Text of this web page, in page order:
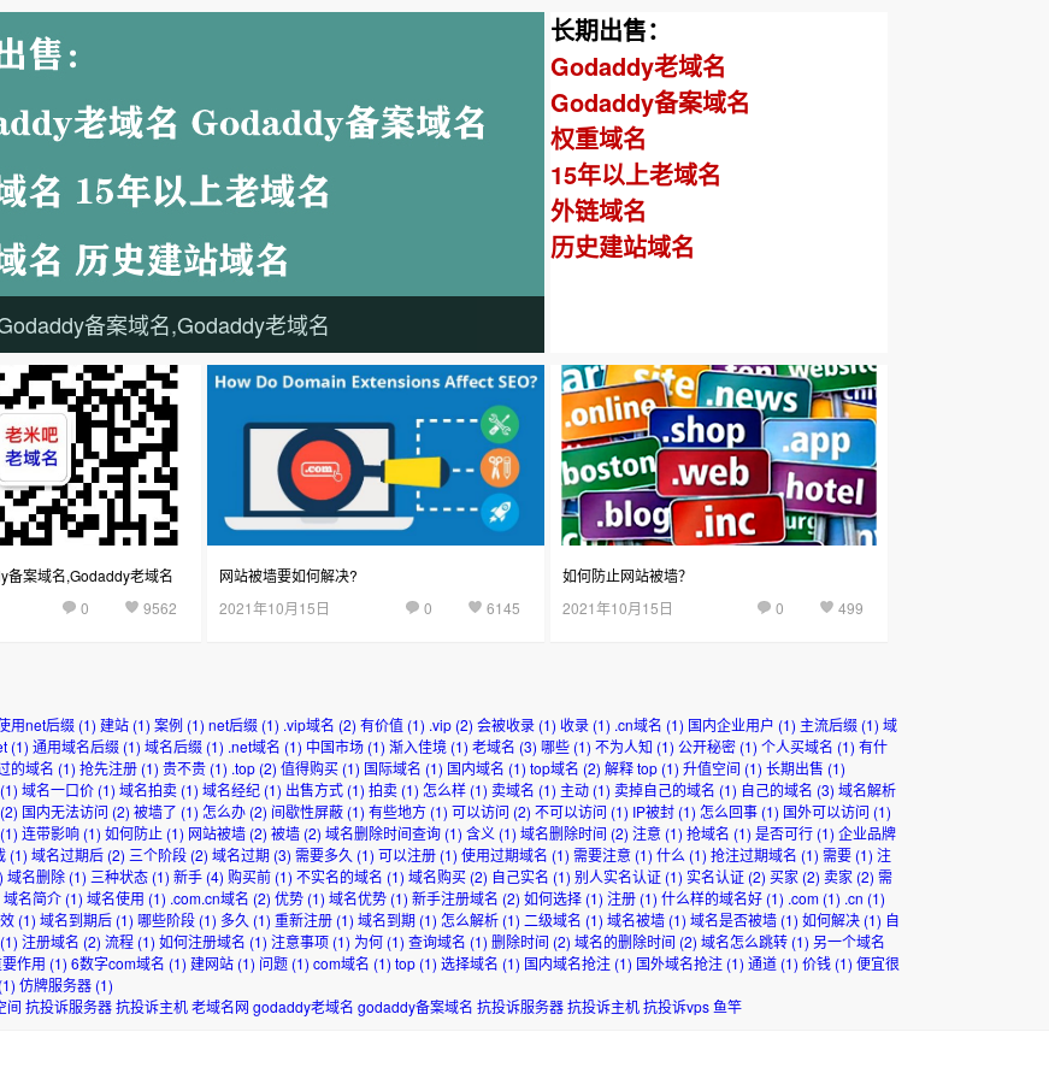
备案域名,Godaddy老域名
长期出售：
Godaddy老域名
Godaddy备案域名
权重域名
15年以上老域名
外链域名
历史建站域名
备案域名,Godaddy老域名
9562
0
网站被墙要如何解决?
2021年10月15日
6145
0
如何防止网站被墙？
2021年10月15日
499
0
用net后缀(1) 建站(1) 案例 (1) net后缀(1) .vip域名 (2) 有价值(1) .vip(2) 会被收录(1) 收录(1) .cn域名 (1) 国内企业用户 (1) 主流后缀(1) 域
(1) 通用域名后缀(1) 域名后缀(1) .net域名 (1) 中国市场(1) 渐入佳境 (1) 老域名 (3) 哪些(1) 不为人知 (1) 公开秘密(1) 个人买域名 (1) 有什
的域名 (1) 抢先注册(1) 贵不贵(1) .top(2) 值得购买(1) 国际域名 (1) 国内域名 (1) top域名 (2) 解释 top(1) 升值空间 (1) 长期出售 (1)
域名一口价(1) 域名拍卖(1) 域名经纪(1) 出售方式(1) 拍卖(1) 怎么样(1) 卖域名 (1) 主动(1) 卖掉自己的域名 (1) 自己的域名 (3) 域名解析
(2) 国内无法访问 (2) 被墙了 (1) 怎么办(2) 间歇性屏蔽(1) 有些地方(1) 可以访问 (2) 不可以访问 (1) IP被封(1) 怎么回事(1) 国外可以访问 (1)
(1) 连带影响(1) 如何防止 (1) 网站被墙(2) 被墙(2) 域名删除时间查询(1) 含义 (1) 域名删除时间 (2) 注意(1) 抢域名 (1) 是否可行(1) 企业品牌
(1) 域名过期后(2) 三个阶段(2) 域名过期(3) 需要多久 (1) 可以注册(1) 使用过期域名 (1) 需要注意(1) 什么 (1) 抢注过期域名 (1) 需要(1) 注
域名删除(1) 三种状态(1) 新手(4) 购买前(1) 不实名的域名 (1) 域名购买(2) 自己实名 (1) 别人实名认证(1) 实名认证(2) 买家 (2) 卖家 (2) 需
域名简介(1) 域名使用 (1) .com.cn域名 (2) 优势(1) 域名优势(1) 新手注册域名 (2) 如何选择(1) 注册(1) 什么样的域名好(1) .com(1) .cn (1)
(1) 域名到期后(1) 哪些阶段(1) 多久 (1) 重新注册(1) 域名到期(1) 怎么解析(1) 二级域名 (1) 域名被墙(1) 域名是否被墙(1) 如何解决(1) 自
注册域名 (2) 流程(1) 如何注册域名 (1) 注意事项(1) 为何(1) 查询域名 (1) 删除时间 (2) 域名的删除时间 (2) 域名怎么跳转(1) 另一个域名
作用 (1) 6数字com域名 (1) 建网站(1) 问题(1) com域名 (1) top(1) 选择域名 (1) 国内域名抢注(1) 国外域名抢注(1) 通道(1) 价钱(1) 便宜很
(1) 仿牌服务器(1)
间 抗投诉服务器 抗投诉主机 老域名网 godaddy老域名 godaddy备案域名 抗投诉服务器 抗投诉主机 抗投诉vps 鱼竿